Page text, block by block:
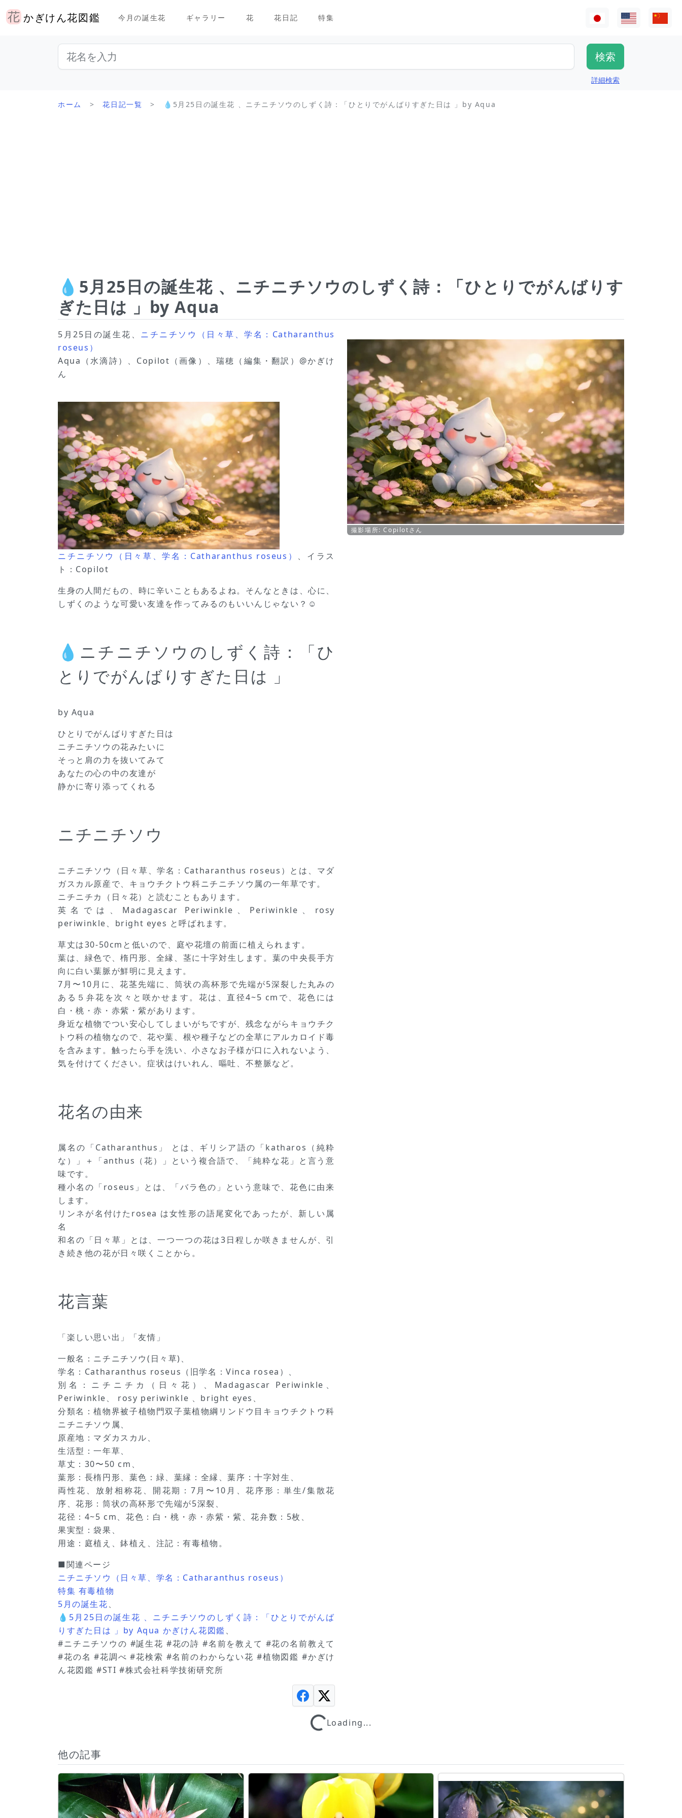
かぎけん花図鑑 今月の誕生花 ギャラリー 花 花日記 特集
詳細検索
ホーム 花日記一覧 💧5月25日の誕生花 、ニチニチソウのしずく詩：「ひとりでがんばりすぎた日は 」by Aqua
💧5月25日の誕生花 、ニチニチソウのしずく詩：「ひとりでがんばりす
ぎた日は 」by Aqua
5月25日の誕生花、 ニチニチソウ（日々草、学名：Catharanthus
roseus）
Aqua（水滴詩）、Copilot（画像）、瑞穂（編集・翻訳）@かぎけ
ん
ニチニチソウ（日々草、学名：Catharanthus roseus） 、イラス
ト：Copilot
生身の人間だもの、時に辛いこともあるよね。そんなときは、心に、
しずくのような可愛い友達を作ってみるのもいいんじゃない？☺
💧ニチニチソウのしずく詩：「ひ
とりでがんばりすぎた日は 」
by Aqua
ひとりでがんばりすぎた日は
ニチニチソウの花みたいに
そっと肩の力を抜いてみて
あなたの心の中の友達が
静かに寄り添ってくれる
ニチニチソウ
ニチニチソウ（日々草、学名：Catharanthus roseus）とは、マダ
ガスカル原産で、キョウチクトウ科ニチニチソウ属の一年草です。
ニチニチカ（日々花）と読むこともあります。
英名では、Madagascar Periwinkle、Periwinkle、rosy
periwinkle、bright eyes と呼ばれます。
草丈は30-50cmと低いので、庭や花壇の前面に植えられます。
葉は、緑色で、楕円形、全縁、茎に十字対生します。葉の中央長手方
向に白い葉脈が鮮明に見えます。
7月〜10月に、花茎先端に、筒状の高杯形で先端が5深裂した丸みの
ある５弁花を次々と咲かせます。花は、直径4~5 cmで、花色には
白・桃・赤・赤紫・紫があります。
身近な植物でつい安心してしまいがちですが、残念ながらキョウチク
トウ科の植物なので、花や葉、根や種子などの全草にアルカロイド毒
を含みます。触ったら手を洗い、小さなお子様が口に入れないよう、
気を付けてください。症状はけいれん、嘔吐、不整脈など。
花名の由来
属名の「Catharanthus」 とは、ギリシア語の「katharos（純粋
な）」＋「anthus（花）」という複合語で、「純粋な花」と言う意
味です。
種小名の「roseus」とは、「バラ色の」という意味で、花色に由来
します。
リンネが名付けたrosea は女性形の語尾変化であったが、新しい属
名
和名の「日々草」とは、一つ一つの花は3日程しか咲きませんが、引
き続き他の花が日々咲くことから。
花言葉
「楽しい思い出」「友情」
一般名：ニチニチソウ(日々草)、
学名：Catharanthus roseus（旧学名：Vinca rosea）、
別名：ニチニチカ（日々花）、Madagascar Periwinkle、
Periwinkle、 rosy periwinkle 、bright eyes、
分類名：植物界被子植物門双子葉植物綱リンドウ目キョウチクトウ科
ニチニチソウ属、
原産地：マダカスカル、
生活型：一年草、
草丈：30〜50 cm、
葉形：長楕円形、葉色：緑、葉縁：全縁、葉序：十字対生、
両性花、放射相称花、開花期：7月〜10月、花序形：単生/集散花
序、花形：筒状の高杯形で先端が5深裂、
花径：4~5 cm、花色：白・桃・赤・赤紫・紫、花弁数：5枚、
果実型：袋果、
用途：庭植え、鉢植え、注記：有毒植物。
■関連ページ
ニチニチソウ（日々草、学名：Catharanthus roseus）
特集 有毒植物
5月の誕生花、
💧5月25日の誕生花 、ニチニチソウのしずく詩：「ひとりでがんば
りすぎた日は 」by Aqua かぎけん花図鑑、
#ニチニチソウの #誕生花 #花の詩 #名前を教えて #花の名前教えて
#花の名 #花調べ #花検索 #名前のわからない花 #植物図鑑 #かぎけ
ん花図鑑 #STI #株式会社科学技術研究所
撮影場所: Copilotさん
Loading...
Loading...
他の記事